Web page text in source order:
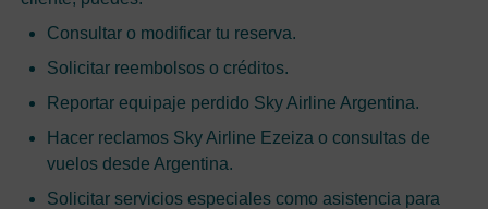
Consultar o modificar tu reserva.
Solicitar reembolsos o créditos.
Reportar equipaje perdido Sky Airline Argentina.
Hacer reclamos Sky Airline Ezeiza o consultas de
vuelos desde Argentina.
Solicitar servicios especiales como asistencia para